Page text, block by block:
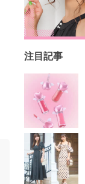
注目記事